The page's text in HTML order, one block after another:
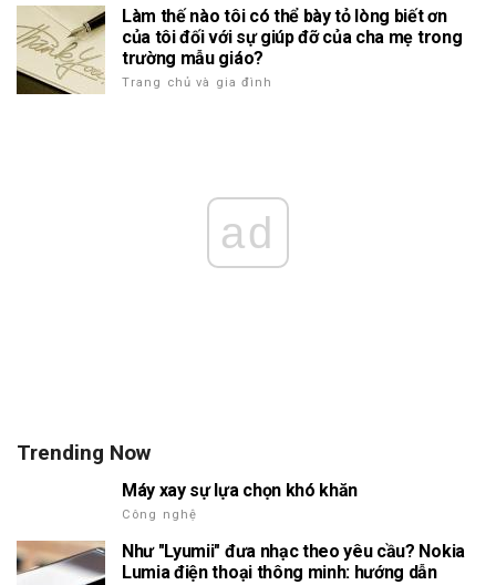
Làm thế nào tôi có thể bày tỏ lòng biết ơn
của tôi đối với sự giúp đỡ của cha mẹ trong
trường mẫu giáo?
Trang chủ và gia đình
ad
Trending Now
Máy xay sự lựa chọn khó khăn
Công nghệ
Như "Lyumii" đưa nhạc theo yêu cầu? Nokia
Lumia điện thoại thông minh: hướng dẫn